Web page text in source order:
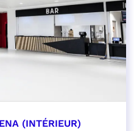
(INTÉRIEUR)